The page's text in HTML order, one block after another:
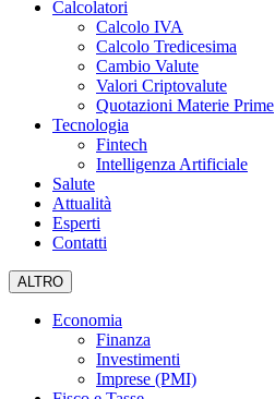
Calcolatori
Calcolo IVA
Calcolo Tredicesima
Cambio Valute
Valori Criptovalute
Quotazioni Materie Prime
Tecnologia
Fintech
Intelligenza Artificiale
Salute
Attualità
Esperti
Contatti
ALTRO
Economia
Finanza
Investimenti
Imprese (PMI)